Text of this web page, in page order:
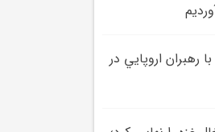
رهبران اروپايي در